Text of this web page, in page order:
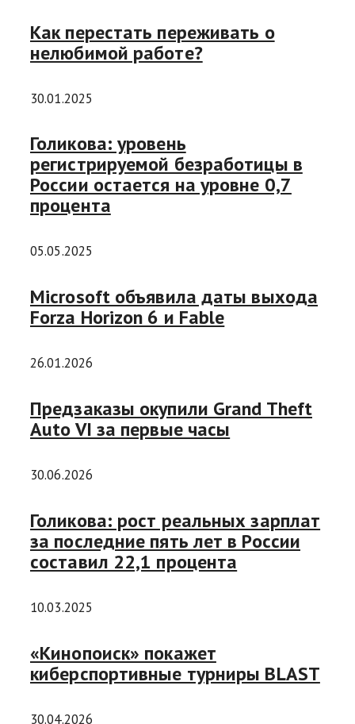
Как перестать переживать о
нелюбимой работе?
30.01.2025
Голикова: уровень
регистрируемой безработицы в
России остается на уровне 0,7
процента
05.05.2025
Microsoft объявила даты выхода
Forza Horizon 6 и Fable
26.01.2026
Предзаказы окупили Grand Theft
Auto VI за первые часы
30.06.2026
Голикова: рост реальных зарплат
за последние пять лет в России
составил 22,1 процента
10.03.2025
«Кинопоиск» покажет
киберспортивные турниры BLAST
30.04.2026